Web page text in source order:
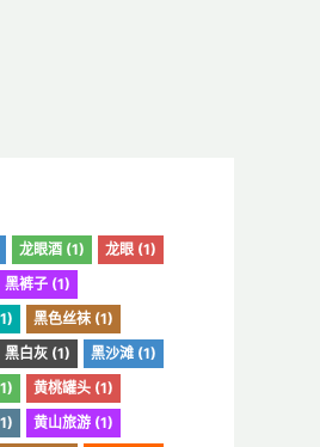
龙眼酒 (1)
龙眼 (1)
黑裤子 (1)
黑色丝袜 (1)
黑白灰 (1)
黑沙滩 (1)
黄桃罐头 (1)
黄山旅游 (1)